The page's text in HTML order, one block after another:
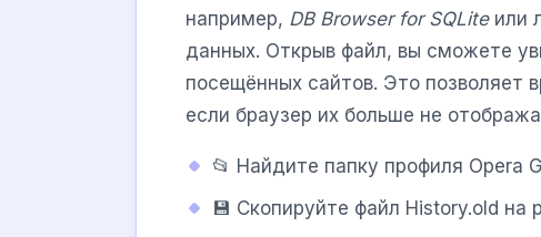
например, DB Browser for SQLiteили
данных. Открыв файл, вы сможете
посещённых сайтов. Это позволяет
если браузер их больше не
📂 Найдите папку профиля Opera
💾 Скопируйте файл History.old на